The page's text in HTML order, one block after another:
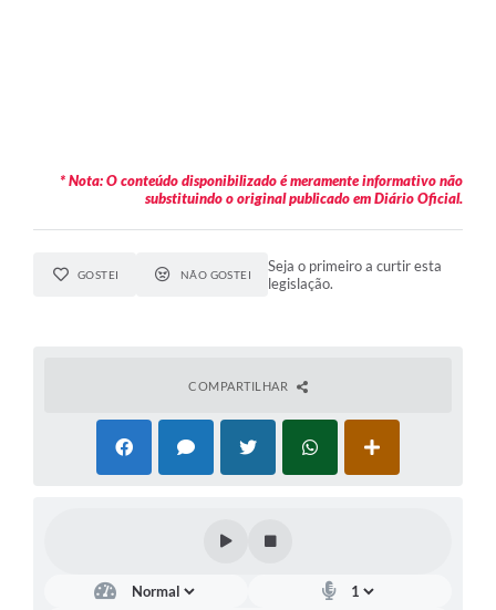
* Nota: O conteúdo disponibilizado é meramente informativo não
substituindo o original publicado em Diário Oficial.
GOSTEI NÃO GOSTEI
Seja o primeiro a curtir esta
legislação.
COMPARTILHAR